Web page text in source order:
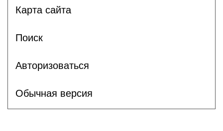
Карта сайта
Поиск
Авторизоваться
Обычная версия